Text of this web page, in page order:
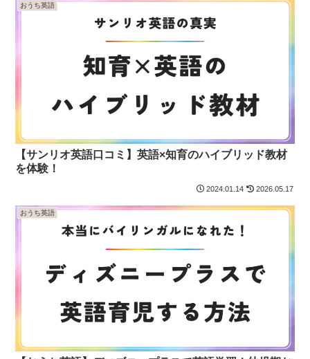
おうち英語
【サンリオ英語口コミ】英語×知育のハイブリッド教材
を体験！
2024.01.14 2026.05.17
おうち英語